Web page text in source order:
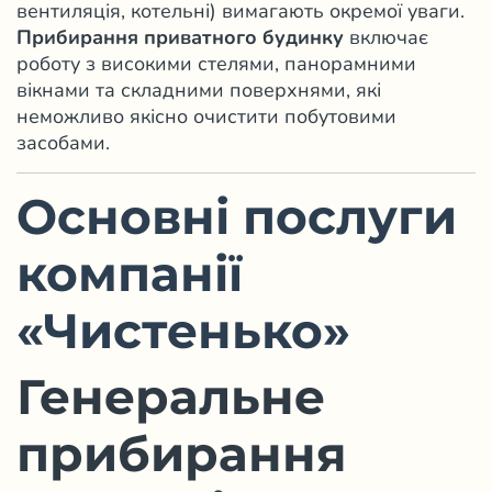
вентиляція, котельні) вимагають окремої уваги.
Прибирання приватного будинку включає
роботу з високими стелями, панорамними
вікнами та складними поверхнями, які
неможливо якісно очистити побутовими
засобами.
Основні послуги
компанії
«Чистенько»
Генеральне
прибирання